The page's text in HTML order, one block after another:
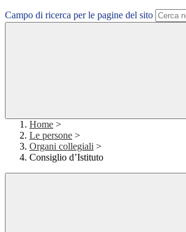
Campo di ricerca per le pagine del sito
Home >
Le persone >
Organi collegiali >
Consiglio d’Istituto